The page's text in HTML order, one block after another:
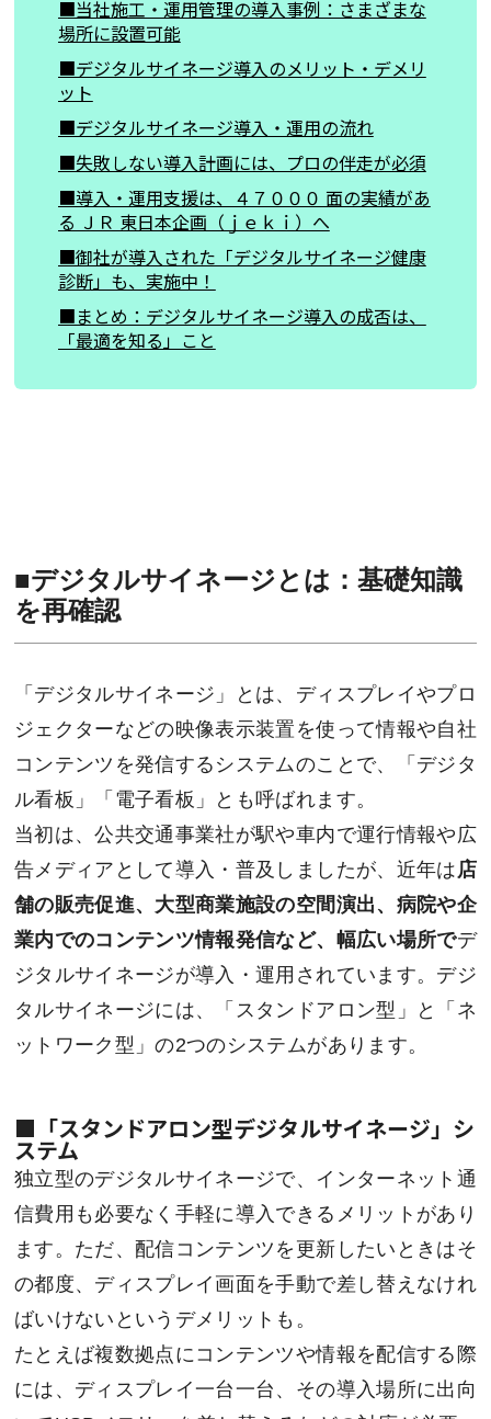
■当社施工・運用管理の導入事例：さまざまな
場所に設置可能
■デジタルサイネージ導入のメリット・デメリ
ット
■デジタルサイネージ導入・運用の流れ
■失敗しない導入計画には、プロの伴走が必須
■導入・運用支援は、４７０００ 面の実績があ
る ＪＲ 東日本企画（ｊｅｋｉ）へ
■御社が導入された「デジタルサイネージ健康
診断」も、実施中！
■まとめ：デジタルサイネージ導入の成否は、
「最適を知る」こと
■デジタルサイネージとは：基礎知識
を再確認
「デジタルサイネージ」とは、ディスプレイやプロ
ジェクターなどの映像表示装置を使って情報や自社
コンテンツを発信するシステムのことで、「デジタ
ル看板」「電子看板」とも呼ばれます。
当初は、公共交通事業社が駅や車内で運行情報や広
告メディアとして導入・普及しましたが、近年は店
舗の販売促進、大型商業施設の空間演出、病院や企
業内でのコンテンツ情報発信など、幅広い場所でデ
ジタルサイネージが導入・運用されています。デジ
タルサイネージには、「スタンドアロン型」と「ネ
ットワーク型」の2つのシステムがあります。
■「スタンドアロン型デジタルサイネージ」シ
ステム
独立型のデジタルサイネージで、インターネット通
信費用も必要なく手軽に導入できるメリットがあり
ます。ただ、配信コンテンツを更新したいときはそ
の都度、ディスプレイ画面を手動で差し替えなけれ
ばいけないというデメリットも。
たとえば複数拠点にコンテンツや情報を配信する際
には、ディスプレイ一台一台、その導入場所に出向